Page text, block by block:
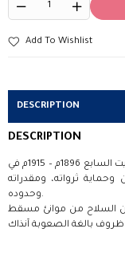
Add To Wishlist
DESCRIPTION
DESCRIPTION
يبين هذا الكتاب جهود الشيخ مبارك الصباح حاكم الكويت السابع 1896م – 1915م في
ثرواته، ومقدراته
وحدوده.
السلاح من موانئ مسقط